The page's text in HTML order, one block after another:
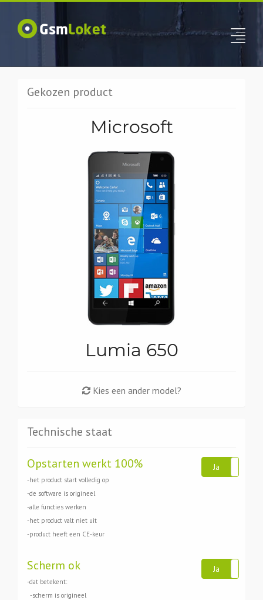
Gekozen product
Microsoft
Lumia 650
Kies een ander model?
Technische staat
Opstarten werkt 100%
-het product start volledig op
-de software is origineel
-alle functies werken
-het product valt niet uit
-product heeft een CE-keur
Ja
Scherm ok
-dat betekent:
-scherm is origineel
Ja